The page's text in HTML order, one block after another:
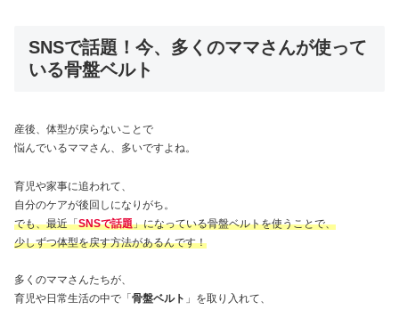
SNSで話題！今、多くのママさんが使って
いる骨盤ベルト
産後、体型が戻らないことで
悩んでいるママさん、多いですよね。
育児や家事に追われて、
自分のケアが後回しになりがち。
でも、最近「SNSで話題」になっている骨盤ベルトを使うことで、
少しずつ体型を戻す方法があるんです！
多くのママさんたちが、
育児や日常生活の中で「 骨盤ベルト 」を取り入れて、